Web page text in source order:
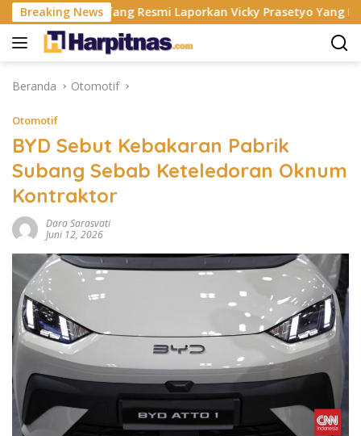
Langsung
ke
konten
Breaking News
Fangfang Resmi Laporkan Vicky Prasetyo Yang
Beranda Otomotif
Otomotif
BYD Sebut Kebakaran Pabrik
Subang Sebab Keteledoran Oknum
Kontraktor
Dara Sarasvati
Juni 12, 2026